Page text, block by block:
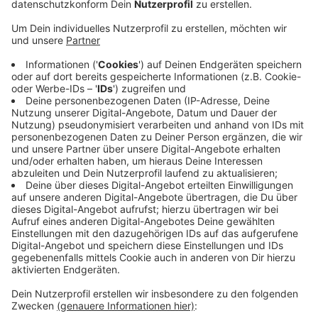
eine 61-jährige Herdeckerin ermittelt nun die
Staatsanwaltschaft wegen Verkehrsunfallflucht und
fahrlässiger Körperverletzung. Die beiden Unfälle
Am 10. März hatte ein damals noch unbekannter
Fahrer auf der Schulstraße in Hattingen eine 43-jährige
Frau angefahren und war geflüchtet. Am Tag zuvor war
in Herdecke ein sechsjähriges Mädchen das
Unfallopfer. Es wurde angefahren, als es mit seinem
Tretroller den Zubringer zur Hagener Straße
überqueren wollte.
Auch dort machte sich die mutmaßliche Unfallfahrerin
aus dem Staub.
Anzeige